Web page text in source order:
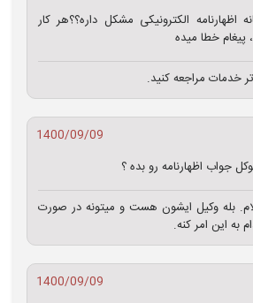
اظهارنامه الکترونیکی مشکل داره؟؟هر کار
پیغام خطا میده
خدمات مراجعه کنید.
1400/09/09
جواب اظهارنامه رو بده ؟
بله وکیل ایشون هست و میتونه در صورت
به این امر کنه.
1400/09/09